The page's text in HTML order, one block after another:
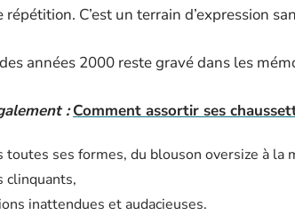
C’est un terrain d’expression
années 2000 reste gravé dans les
: Comment assortir ses
toutes ses formes, du blouson oversize à la
clinquants,
inattendues et audacieuses.